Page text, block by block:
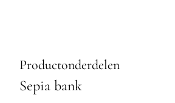
Productonderdelen
Sepia bank